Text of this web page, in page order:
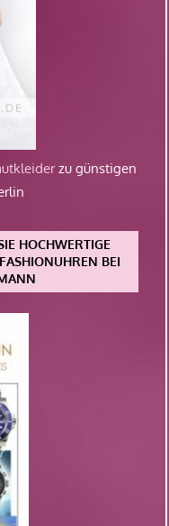
zu günstigen
HOCHWERTIGE
BEI